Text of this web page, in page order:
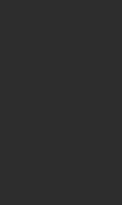
un